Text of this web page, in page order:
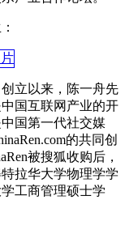
立以来，陈一舟先
国互联网产业的开
国第一代社交媒
的共同创
被搜狐收购后，
拉华大学物理学学
工商管理硕士学